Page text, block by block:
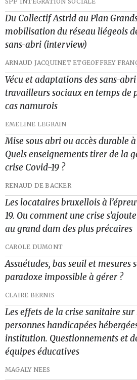
Du Collectif Astrid au Plan
mobilisation du réseau liégeois
sans-abri (interview)
ARNAUD JACQUINET ETGEOFFREY
Vécu et adaptations des sans-
travailleurs sociaux en temps de
cas namurois
EMELINE LEGRAIN
Mise sous abri ou accès durable
Quels enseignements tirer de la
crise Covid-19 ?
RENAUD DE BACKER
Les locataires bruxellois à
19. Ou comment une crise
au grand dam des plus précaires
CAROLE DUMONT
Assuétudes, bas seuil et mesures
paradoxe impossible à gérer ?
CLAIRE BERNIS
Les effets de la crise sanitaire sur
personnes handicapées
institution. Questionnements et
équipes éducatives
MAGALY NEES